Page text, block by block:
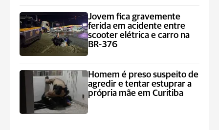
Jovem fica gravemente
ferida em acidente entre
scooter elétrica e carro na
BR-376
Homem é preso suspeito de
agredir e tentar estuprar a
própria mãe em Curitiba